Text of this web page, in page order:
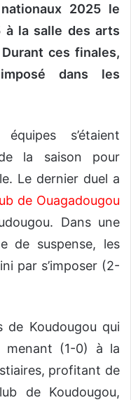
2025 le
à la salle des arts
ces finales,
dans les
s’étaient
la saison pour
Le dernier duel a
de Ouagadougou
Dans une
de suspense, les
par s’imposer (2-
de Koudougou qui
menant (1-0) à la
profitant de
de Koudougou,